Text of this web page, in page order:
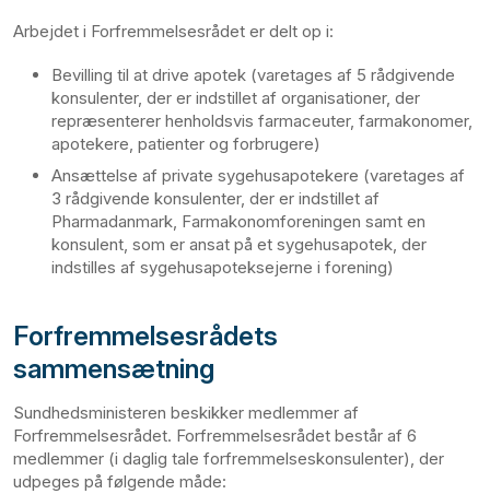
Arbejdet i Forfremmelsesrådet er delt op i:
Bevilling til at drive apotek (varetages af 5 rådgivende
konsulenter, der er indstillet af organisationer, der
repræsenterer henholdsvis farmaceuter, farmakonomer,
apotekere, patienter og forbrugere)
Ansættelse af private sygehusapotekere (varetages af
3 rådgivende konsulenter, der er indstillet af
Pharmadanmark, Farmakonomforeningen samt en
konsulent, som er ansat på et sygehusapotek, der
indstilles af sygehusapoteksejerne i forening)
Forfremmelsesrådets
sammensætning
Sundhedsministeren beskikker medlemmer af
Forfremmelsesrådet. Forfremmelsesrådet består af 6
medlemmer (i daglig tale forfremmelseskonsulenter), der
udpeges på følgende måde: